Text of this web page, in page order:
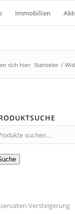
Immobilien
sich hier: Startseite /
Versteigerung